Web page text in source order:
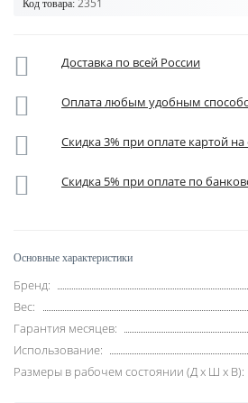
Код товара: 2351
Доставка по всей России
Оплата любым удобным
Скидка 3% при оплате картой на
Скидка 5% при оплате по
Основные характеристики
Бренд:
Вес:
Гарантия месяцев:
Использование:
Размеры в рабочем состоянии (Д х Ш х В):